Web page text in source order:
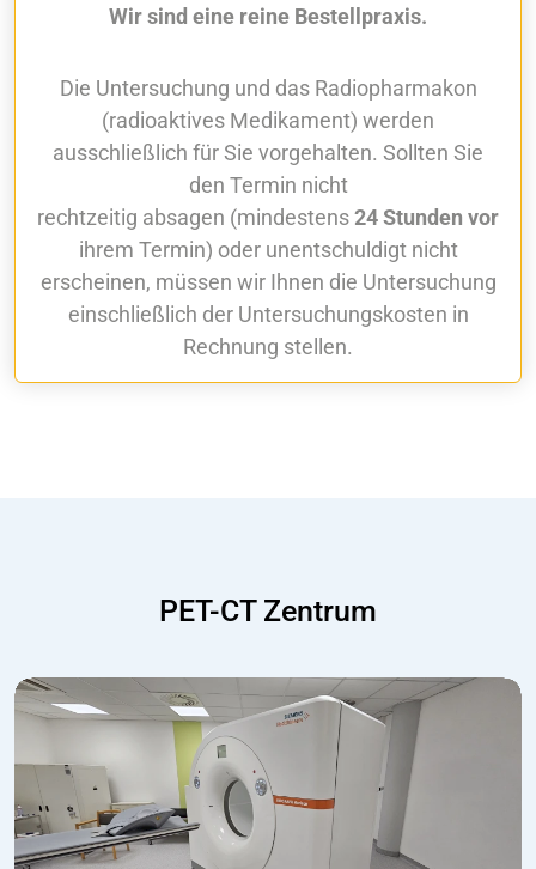
Wir sind eine reine Bestellpraxis.
Die Untersuchung und das Radiopharmakon
(radioaktives Medikament) werden
ausschließlich für Sie vorgehalten. Sollten Sie
den Termin nicht
rechtzeitig absagen (mindestens24 Stunden vor
ihrem Termin) oder unentschuldigt nicht
erscheinen, müssen wir Ihnen die Untersuchung
einschließlich der Untersuchungskosten in
Rechnung stellen.
PET-CT Zentrum